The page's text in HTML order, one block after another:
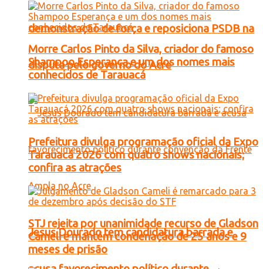
demonstração de força e reposiciona PSDB na
disputa pelo governo do Acre
Jesus Dourado tem candidatura barrada e
Morre Carlos Pinto da Silva, criador do famoso
Shampoo Esperança e um dos nomes mais
conhecidos de Tarauacá
Prefeitura divulga programação oficial da Expo
Tarauacá 2026 com quatro shows nacionais;
confira as atrações
STJ rejeita por unanimidade recurso de Gladson
Cameli e mantém condenação de 25 anos e 9
meses de prisão